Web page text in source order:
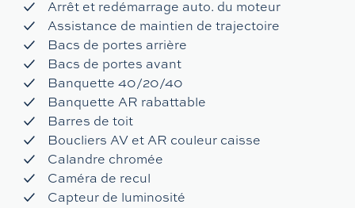
Arrêt et redémarrage auto. du moteur
Assistance de maintien de trajectoire
Bacs de portes arrière
Bacs de portes avant
Banquette 40/20/40
Banquette AR rabattable
Barres de toit
Boucliers AV et AR couleur caisse
Calandre chromée
Caméra de recul
Capteur de luminosité